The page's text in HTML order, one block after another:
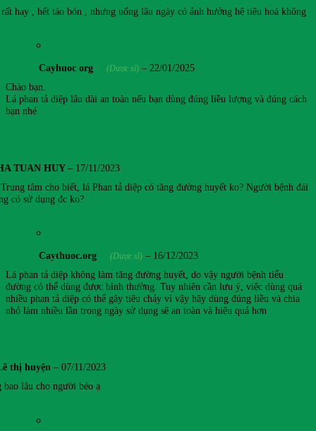
hay , hết táo bón , nhưng uống lâu ngày có ảnh hưởng hệ tiêu hoá không
Cayhuoc org (Dược sĩ) – 22/01/2025
Chào bạn.
Lá phan tả diệp lâu dài an toàn nếu bạn dùng đúng liều lượng và đúng cách
bạn nhé
TUAN HUY– 17/11/2023
tâm cho biết, lá Phan tả diệp có tăng đường huyết ko? Người bệnh đái
có sử dụng đc ko?
Caythuoc.org (Dược sĩ) – 16/12/2023
Lá phan tả diệp không làm tăng đường huyết, do vậy người bệnh tiểu
đường có thể dùng được bình thường. Tuy nhiên cần lưu ý, việc dùng quá
nhiều phan tả diệp có thể gây tiêu chảy vì vậy hãy dùng đúng liều và chia
nhỏ làm nhiều lần trong ngày sử dụng sẽ an toàn và hiệu quả hơn
thị huyện – 07/11/2023
bao lâu cho người béo ạ